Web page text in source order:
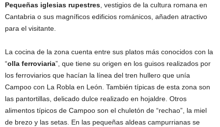
Pequeñas iglesias rupestres , vestigios de la cultura romana en
Cantabria o sus magníficos edificios románicos, añaden atractivo
para el visitante.
La cocina de la zona cuenta entre sus platos más conocidos con la
“olla ferroviaria”, que tiene su origen en los guisos realizados por
los ferroviarios que hacían la línea del tren hullero que unía
Campoo con La Robla en León. También típicas de esta zona son
las pantortillas, delicado dulce realizado en hojaldre. Otros
alimentos típicos de Campoo son el chuletón de “rechao”, la miel
de brezo y las setas. En las pequeñas aldeas campurrianas se